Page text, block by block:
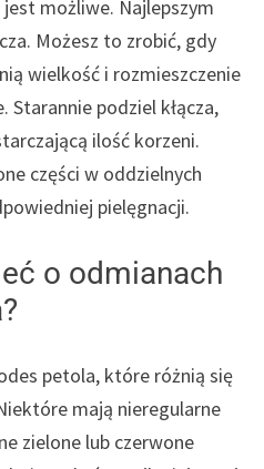
możliwe. Najlepszym
Możesz to zrobić, gdy
wielkość i rozmieszczenie
Starannie podziel kłącza,
ilość korzeni.
części w oddzielnych
pielęgnacji.
o odmianach
petola, które różnią się
mają nieregularne
zielone lub czerwone